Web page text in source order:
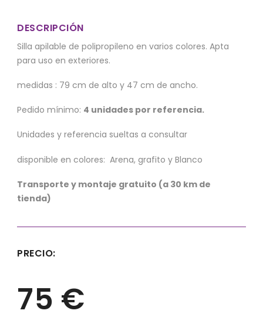
DESCRIPCIÓN
Silla apilable de polipropileno en varios colores. Apta
para uso en exteriores.
medidas : 79 cm de alto y 47 cm de ancho.
Pedido mínimo: 4 unidades por referencia.
Unidades y referencia sueltas a consultar
disponible en colores: Arena, grafito y Blanco
Transporte y montaje gratuito (a 30 km de
tienda)
PRECIO:
75 €